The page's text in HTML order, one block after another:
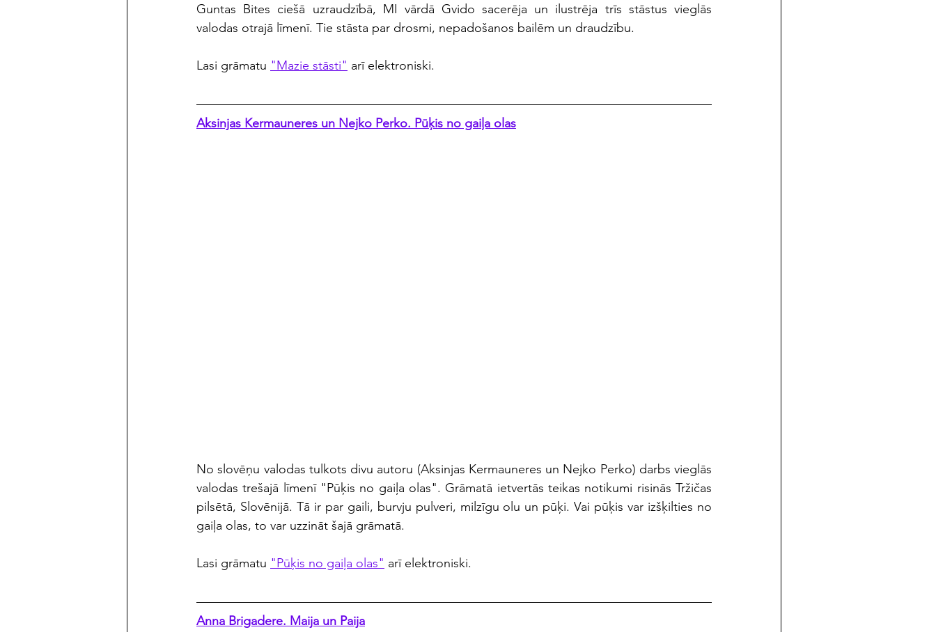
Guntas Bites ciešā uzraudzībā, MI vārdā Gvido sacerēja un ilustrēja trīs stāstus vieglās
valodas otrajā līmenī. Tie stāsta par drosmi, nepadošanos bailēm un draudzību.
Lasi grāmatu "Mazie stāsti" arī elektroniski.
Aksinjas Kermauneres un Nejko Perko. Pūķis no gaiļa olas
No slovēņu valodas tulkots divu autoru (Aksinjas Kermauneres un Nejko Perko) darbs vieglās
valodas trešajā līmenī "Pūķis no gaiļa olas". Grāmatā ietvertās teikas notikumi risinās Tržičas
pilsētā, Slovēnijā. Tā ir par gaili, burvju pulveri, milzīgu olu un pūķi. Vai pūķis var izšķilties no
gaiļa olas, to var uzzināt šajā grāmatā.
Lasi grāmatu "Pūķis no gaiļa olas" arī elektroniski.
Anna Brigadere. Maija un Paija